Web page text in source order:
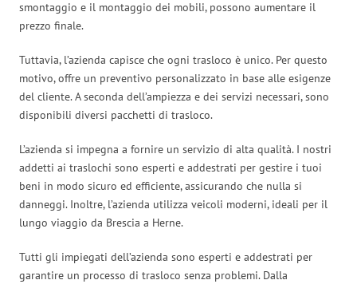
smontaggio e il montaggio dei mobili, possono aumentare il
prezzo finale.
Tuttavia, l’azienda capisce che ogni trasloco è unico. Per questo
motivo, offre un preventivo personalizzato in base alle esigenze
del cliente. A seconda dell’ampiezza e dei servizi necessari, sono
disponibili diversi pacchetti di trasloco.
L’azienda si impegna a fornire un servizio di alta qualità. I nostri
addetti ai traslochi sono esperti e addestrati per gestire i tuoi
beni in modo sicuro ed efficiente, assicurando che nulla si
danneggi. Inoltre, l’azienda utilizza veicoli moderni, ideali per il
lungo viaggio da Brescia a Herne.
Tutti gli impiegati dell’azienda sono esperti e addestrati per
garantire un processo di trasloco senza problemi. Dalla